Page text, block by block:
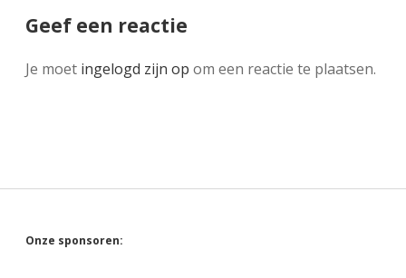
Geef een reactie
Je moet ingelogd zijn op om een reactie te plaatsen.
Sidebar
Onze sponsoren: